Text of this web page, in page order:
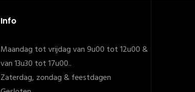
Info
Maandag tot vrijdag van 9u00 tot 12u00 &
van 13u30 tot 17u00..
Zaterdag, zondag & feestdagen